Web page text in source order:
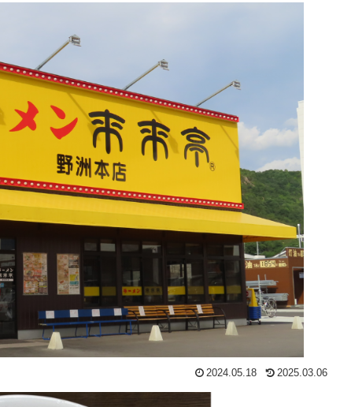
2024.05.18 2025.03.06